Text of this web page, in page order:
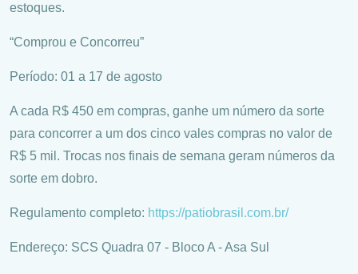
estoques.
“Comprou e Concorreu”
Período: 01 a 17 de agosto
A cada R$ 450 em compras, ganhe um número da sorte
para concorrer a um dos cinco vales compras no valor de
R$ 5 mil. Trocas nos finais de semana geram números da
sorte em dobro.
Regulamento completo: https://patiobrasil.com.br/
Endereço: SCS Quadra 07 - Bloco A - Asa Sul